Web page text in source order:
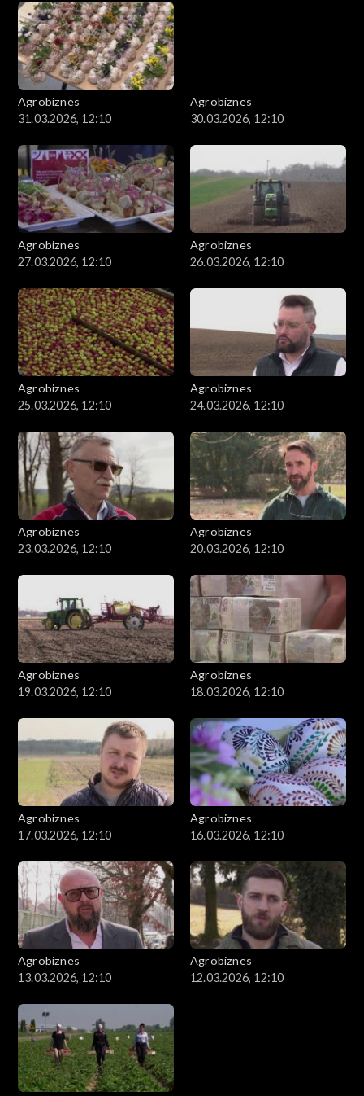
Agrobiznes
31.03.2026, 12:10
Agrobiznes
30.03.2026, 12:10
Agrobiznes
27.03.2026, 12:10
Agrobiznes
26.03.2026, 12:10
Agrobiznes
25.03.2026, 12:10
Agrobiznes
24.03.2026, 12:10
Agrobiznes
23.03.2026, 12:10
Agrobiznes
20.03.2026, 12:10
Agrobiznes
19.03.2026, 12:10
Agrobiznes
18.03.2026, 12:10
Agrobiznes
17.03.2026, 12:10
Agrobiznes
16.03.2026, 12:10
Agrobiznes
13.03.2026, 12:10
Agrobiznes
12.03.2026, 12:10